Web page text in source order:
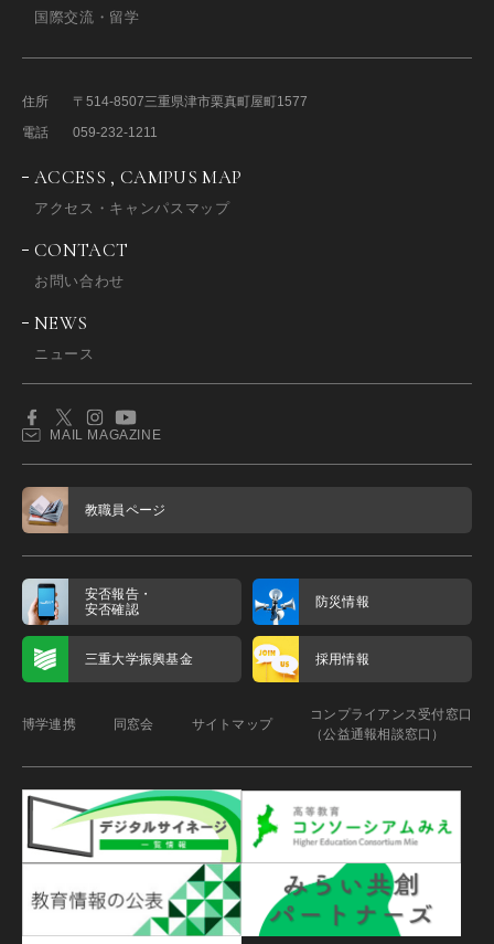
国際交流・留学
住所 〒514-8507三重県津市栗真町屋町1577
電話
059-232-1211
ACCESS , CAMPUS MAP
アクセス・キャンパスマップ
CONTACT
お問い合わせ
NEWS
ニュース
MAIL MAGAZINE
教職員ページ
安否報告・
安否確認
防災情報
三重大学振興基金 採用情報
博学連携 同窓会 サイトマップ
コンプライアンス受付窓口
（公益通報相談窓口）